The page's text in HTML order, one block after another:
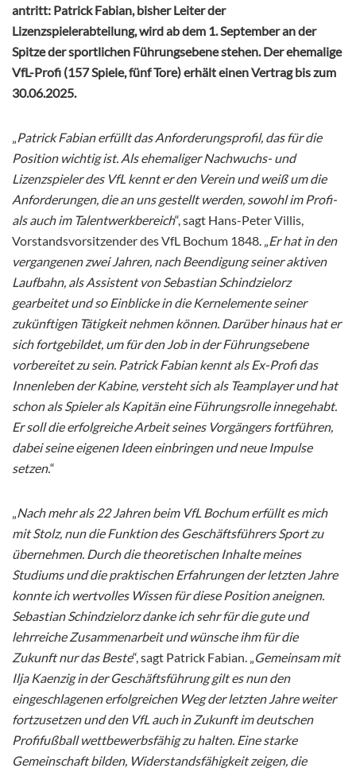
antritt: Patrick Fabian, bisher Leiter der
Lizenzspielerabteilung, wird ab dem 1. September an der
Spitze der sportlichen Führungsebene stehen. Der ehemalige
VfL-Profi (157 Spiele, fünf Tore) erhält einen Vertrag bis zum
30.06.2025.
Patrick Fabian erfüllt das Anforderungsprofil, das für die
Position wichtig ist. Als ehemaliger Nachwuchs- und
Lizenzspieler des VfL kennt er den Verein und weiß um die
Anforderungen, die an uns gestellt werden, sowohl im Profi-
als auch im Talentwerkbereich“, sagt Hans-Peter Villis,
Vorstandsvorsitzender des VfL Bochum 1848. „
Er hat in den
vergangenen zwei Jahren, nach Beendigung seiner aktiven
Laufbahn, als Assistent von Sebastian Schindzielorz
gearbeitet und so Einblicke in die Kernelemente seiner
zukünftigen Tätigkeit nehmen können. Darüber hinaus hat er
sich fortgebildet, um für den Job in der Führungsebene
vorbereitet zu sein. Patrick Fabian kennt als Ex-Profi das
Innenleben der Kabine, versteht sich als Teamplayer und hat
schon als Spieler als Kapitän eine Führungsrolle innegehabt.
Er soll die erfolgreiche Arbeit seines Vorgängers fortführen,
dabei seine eigenen Ideen einbringen und neue Impulse
setzen.“
Nach mehr als 22 Jahren beim VfL Bochum erfüllt es mich
mit Stolz, nun die Funktion des Geschäftsführers Sport zu
übernehmen. Durch die theoretischen Inhalte meines
Studiums und die praktischen Erfahrungen der letzten Jahre
konnte ich wertvolles Wissen für diese Position aneignen.
Sebastian Schindzielorz danke ich sehr für die gute und
lehrreiche Zusammenarbeit und wünsche ihm für die
Zukunft nur das Beste“, sagt Patrick Fabian. „
Gemeinsam mit
Ilja Kaenzig in der Geschäftsführung gilt es nun den
eingeschlagenen erfolgreichen Weg der letzten Jahre weiter
fortzusetzen und den VfL auch in Zukunft im deutschen
Profifußball wettbewerbsfähig zu halten. Eine starke
Gemeinschaft bilden, Widerstandsfähigkeit zeigen, die